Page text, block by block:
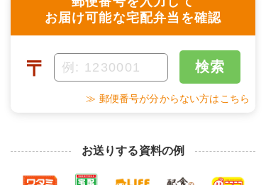
お届け可能な宅配弁当を確認
〒 検索
≫ 郵便番号が分からない方はこちら
お送りする資料の例